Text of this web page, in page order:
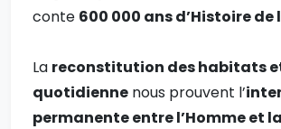
conte 600 000 ans d’Histoire de
La reconstitution des habitats
quotidienne nous prouvent l’
permanente entre l’Homme et